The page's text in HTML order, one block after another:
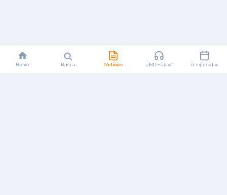
Home Busca Notícias UNITEDcast Temporadas